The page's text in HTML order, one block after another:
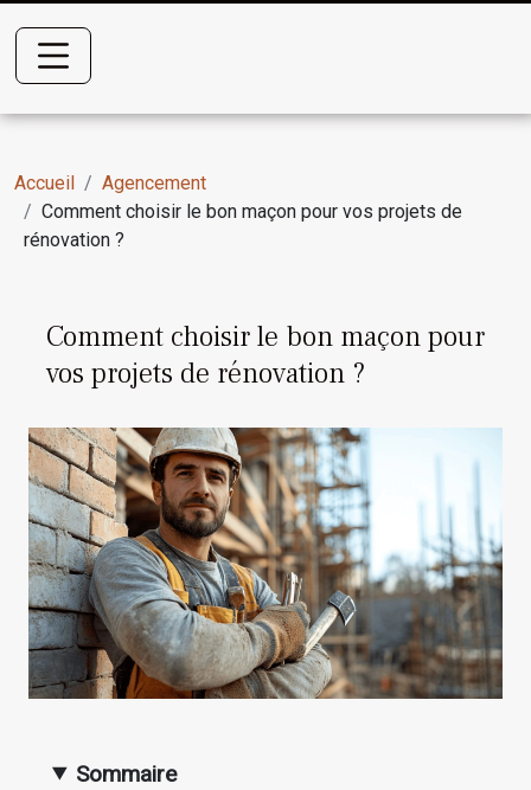
Accueil
Agencement
Comment choisir le bon maçon pour vos projets de
rénovation ?
Comment choisir le bon maçon pour
vos projets de rénovation ?
Sommaire